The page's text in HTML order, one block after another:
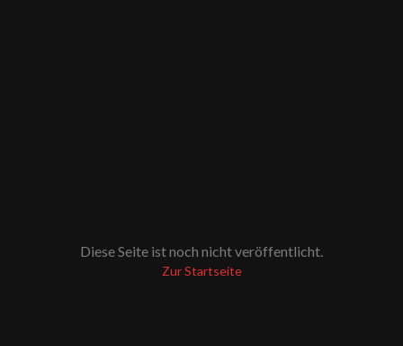
Diese Seite ist noch nicht veröffentlicht.
Zur Startseite